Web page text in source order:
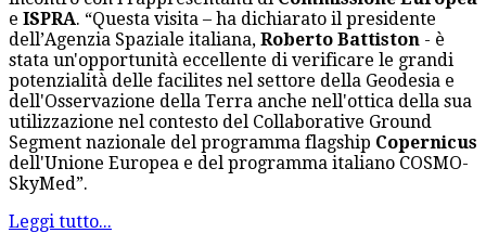
e ISPRA. “Questa visita – ha dichiarato il presidente
dell’Agenzia Spaziale italiana, Roberto Battiston - è
stata un'opportunità eccellente di verificare le grandi
potenzialità delle facilites nel settore della Geodesia e
dell'Osservazione della Terra anche nell'ottica della sua
utilizzazione nel contesto del Collaborative Ground
Segment nazionale del programma flagship Copernicus
dell'Unione Europea e del programma italiano COSMO-
SkyMed”.
Leggi tutto...